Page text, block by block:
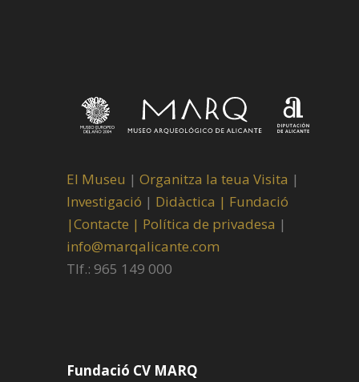
El Museu | Organitza la teua Visita |
Investigació | Didàctica | Fundació
|Contacte | Política de privadesa |
info@marqalicante.com
Tlf.: 965 149 000
Fundació CV MARQ